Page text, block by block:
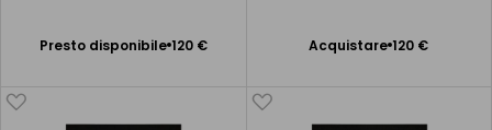
Presto disponibile 120 € Acquistare 120 €
Aggiungere